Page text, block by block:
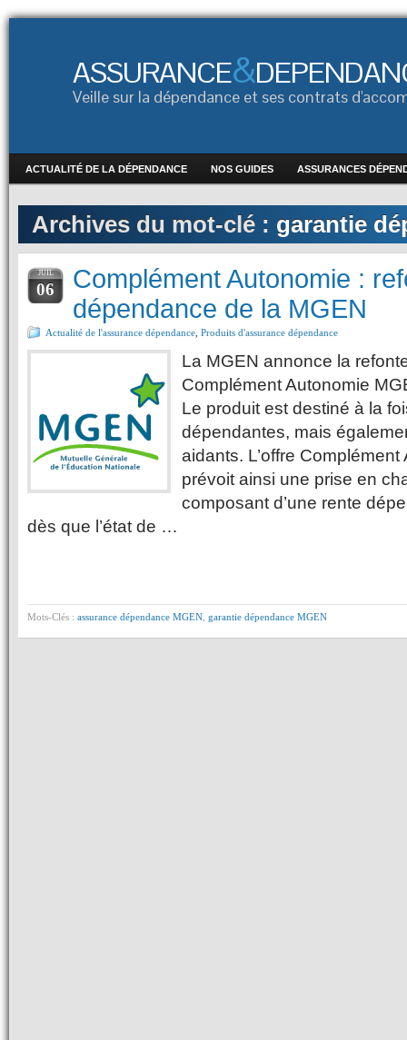
ASSURANCE&
Veille sur la dépendance et ses contrats
ACTUALITÉ DE LA DÉPENDANCE NOS GUIDES ASSURANCES
Archives du mot-clé : garantie
JUIL
06
Complément Autonomie :
dépendance de la MGEN
Actualité de l'assurance dépendance Produits d'assurance dépendance
La MGEN annonce la
Complément Autonomie
Le produit est destiné à la
dépendantes, mais
aidants. L’offre
prévoit ainsi une prise en
composant d’une rente
dès que l’état de …
Mots-Clés : assurance dépendance MGEN garantie dépendance MGEN